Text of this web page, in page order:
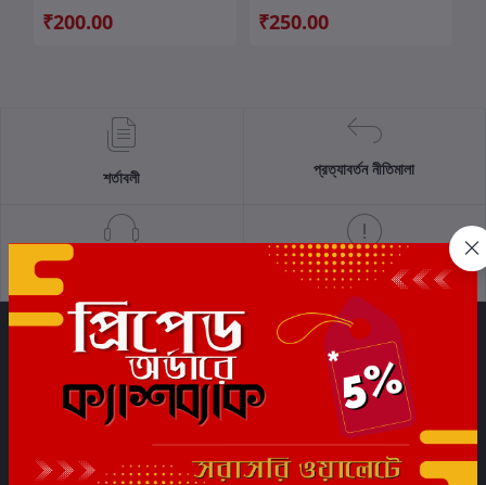
₹200.00 ₹250.00
শর্তাবলী প্রত্যাবর্তন নীতিমালা
গোপনীয়তা নীতি
সাবস্ক্রাইব